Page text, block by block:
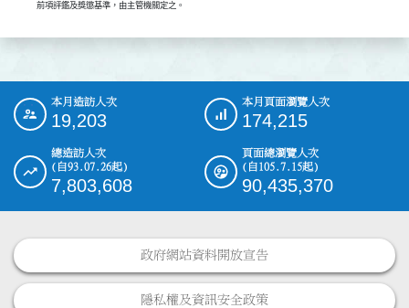
前項評鑑及獎懲基準，由主管機關定之。
::: 本月造訪人次
19,203
本月頁面瀏覽人次
174,215
總造訪人次
(自93.07.26起)
7,803,608
頁面總瀏覽人次
(自105.7.15起)
90,435,370
政府網站資料開放宣告
隱私權及資訊安全政策